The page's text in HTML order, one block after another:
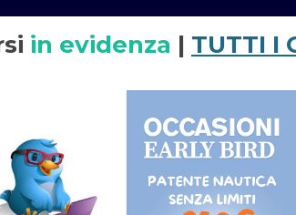
in evidenza | TUTTI I